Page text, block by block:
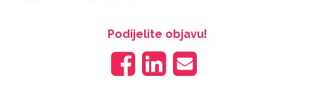
Podijelite objavu!